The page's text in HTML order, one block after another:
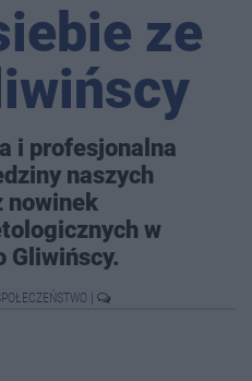
ze
i profesjonalna
naszych
nowinek
w
Gliwińscy.